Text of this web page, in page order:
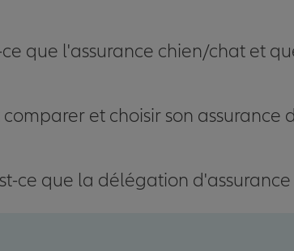
que l'assurance chien/chat et
et choisir son assurance
ce que la délégation